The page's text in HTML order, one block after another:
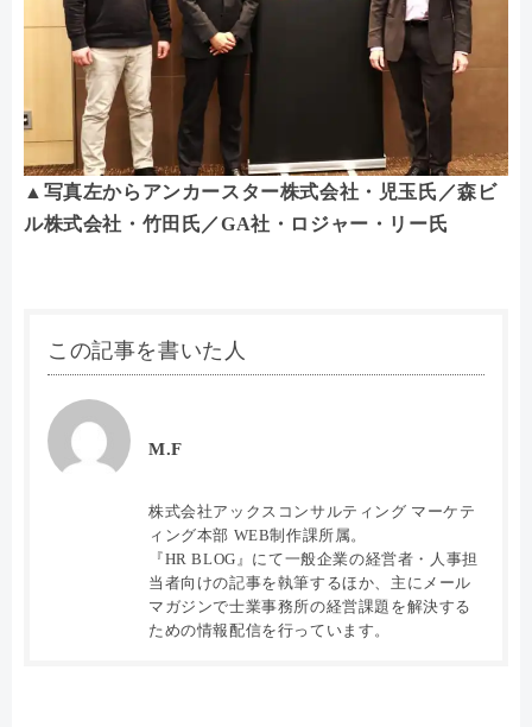
▲写真左からアンカースター株式会社・児玉氏／森ビ
ル株式会社・竹田氏／GA社・ロジャー・リー氏
この記事を書いた人
M.F
株式会社アックスコンサルティング マーケテ
ィング本部 WEB制作課所属。
『HR BLOG』にて一般企業の経営者・人事担
当者向けの記事を執筆するほか、主にメール
マガジンで士業事務所の経営課題を解決する
ための情報配信を行っています。